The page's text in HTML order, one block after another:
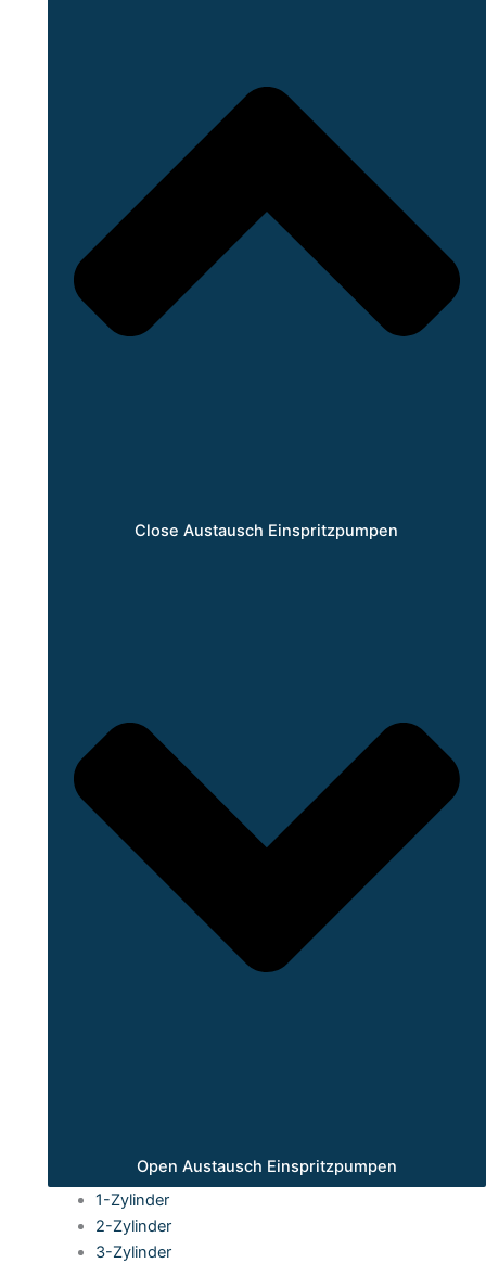
Close Austausch Einspritzpumpen
Open Austausch Einspritzpumpen
1-Zylinder
2-Zylinder
3-Zylinder